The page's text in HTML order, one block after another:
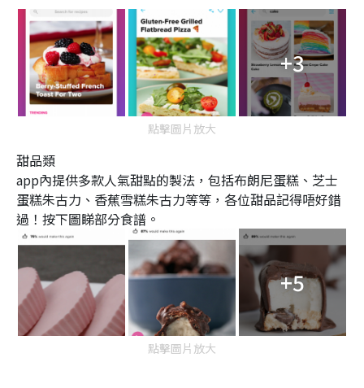
+3
點擊圖片放大
甜品類
app內提供多款人氣甜點的製法，包括布朗尼蛋糕、芝士
蛋糕朱古力、香蕉雪糕朱古力等等，各位甜品記得唔好錯
過！按下圖睇部分食譜。
+5
點擊圖片放大